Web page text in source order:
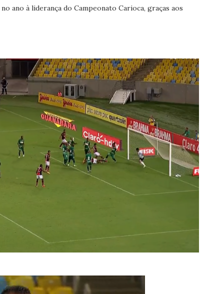
ano à liderança do Campeonato Carioca, graças aos